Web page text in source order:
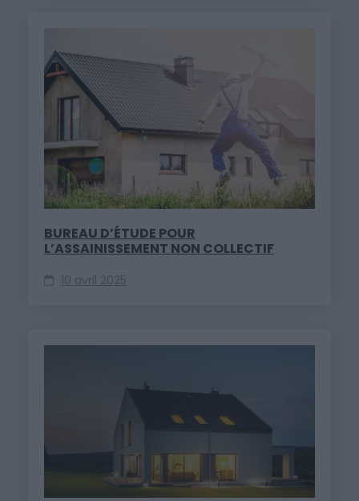
BUREAU D’ÉTUDE POUR
L’ASSAINISSEMENT NON COLLECTIF
10 avril 2025